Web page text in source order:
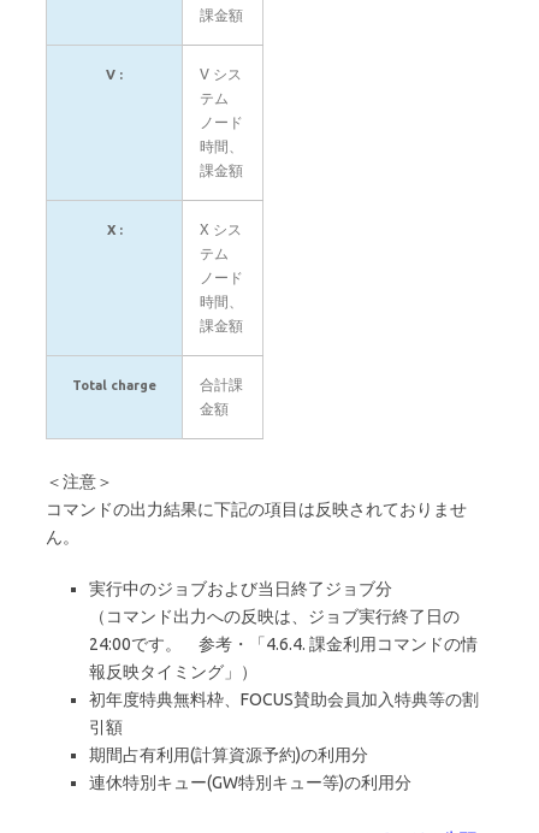
課金額
V :
V シス
テム
ノード
時間、
課金額
X :
X シス
テム
ノード
時間、
課金額
Total charge
合計課
金額
＜注意＞
コマンドの出力結果に下記の項目は反映されておりませ
ん。
実行中のジョブおよび当日終了ジョブ分
（コマンド出力への反映は、ジョブ実行終了日の
24:00です。 参考・「4.6.4. 課金利用コマンドの情
報反映タイミング」）
初年度特典無料枠、FOCUS賛助会員加入特典等の割
引額
期間占有利用(計算資源予約)の利用分
連休特別キュー(GW特別キュー等)の利用分